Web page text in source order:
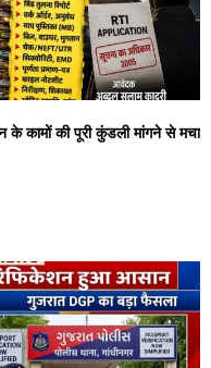
कामों की पूरी कुंडली मांगने से मचा